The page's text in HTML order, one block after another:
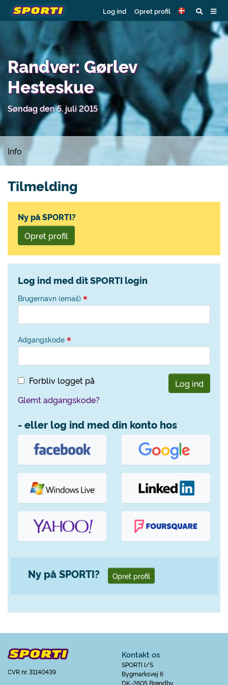
Log ind Opret profil
Randver: Gørlev
Hesteskue
Søndag den 5. juli 2015
Info
Tilmelding
Ny på SPORTI?
Opret profil
Log ind med dit SPORTI login
Brugernavn (email)
Adgangskode
Forbliv logget på
Log ind
Glemt adgangskode?
- eller log ind med din konto hos
Ny på SPORTI? Opret profil
CVR nr. 31140439
Kontakt os
SPORTI I/S
Bygmarksvej 6
DK-2605 Brøndby